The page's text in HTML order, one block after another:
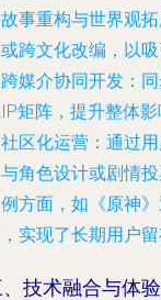
故事重构与世界观
跨文化改编，以吸
跨媒介协同开发 ：
矩阵，提升整体影
社区化运营 ：通过
角色设计或剧情投
方面，如《原神
实现了长期用户
技术融合与体